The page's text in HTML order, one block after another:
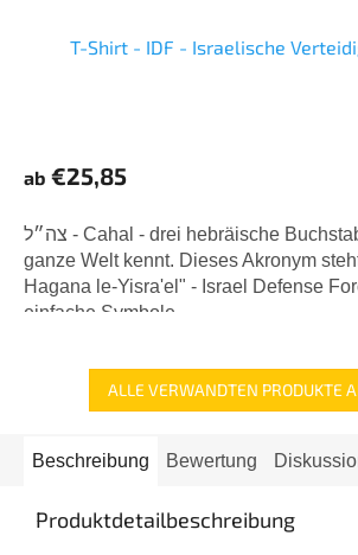
T-Shirt - IDF - Israelische
Produktbewertung
5,0
von
5
Sternen.
ab €25,85
צה״ל - Cahal - drei hebräische Buchstaben, die die
ganze Welt kennt. Dieses Akronym
Hagana le-Yisra'el" - Israel Defense
einfache Symbole,...
ALLE VERWANDTEN PRODUKTE
Beschreibung Bewertung
Produktdetailbeschreibung